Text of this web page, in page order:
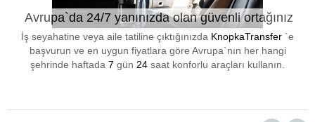
Avrupa`da 24/7 yanınızda olan güvenli ortağınız
İş seyahatine veya aile tatiline çıktığınızda KnopkaTransfer `e
başvurun ve en uygun fiyatlara göre Avrupa`nın her hangi
şehrinde haftada 7 gün 24 saat konforlu araçları kullanın.